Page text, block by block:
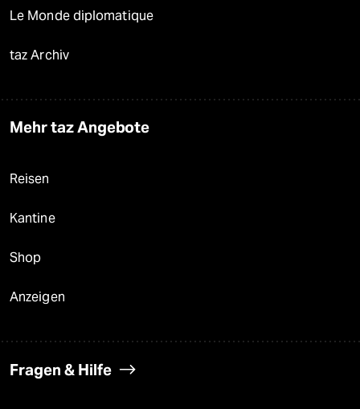
Le Monde diplomatique
taz Archiv
Mehr taz Angebote
Reisen
Kantine
Shop
Anzeigen
Fragen & Hilfe